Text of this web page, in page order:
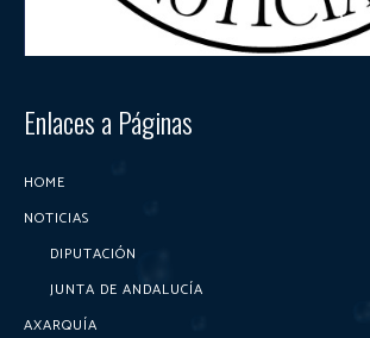
Enlaces a Páginas
HOME
NOTICIAS
DIPUTACIÓN
JUNTA DE ANDALUCÍA
AXARQUÍA